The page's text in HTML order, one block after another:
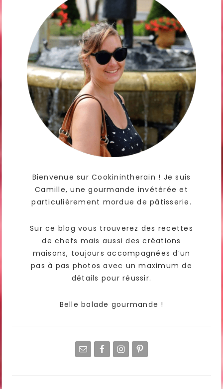
Bienvenue sur Cookinintherain ! Je suis
Camille, une gourmande invétérée et
particulièrement mordue de pâtisserie.
Sur ce blog vous trouverez des recettes
de chefs mais aussi des créations
maisons, toujours accompagnées d’un
pas à pas photos avec un maximum de
détails pour réussir.
Belle balade gourmande !